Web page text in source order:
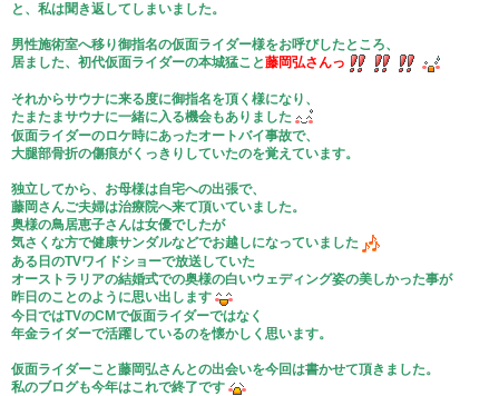
と、私は聞き返してしまいました。
男性施術室へ移り御指名の仮面ライダー様をお呼びしたところ、
居ました、初代仮面ライダーの本城猛こと藤岡弘さんっ
それからサウナに来る度に御指名を頂く様になり、
たまたまサウナに一緒に入る機会もありました
仮面ライダーのロケ時にあったオートバイ事故で、
大腿部骨折の傷痕がくっきりしていたのを覚えています。
独立してから、お母様は自宅への出張で、
藤岡さんご夫婦は治療院へ来て頂いていました。
奥様の鳥居恵子さんは女優でしたが
気さくな方で健康サンダルなどでお越しになっていました
ある日のTVワイドショーで放送していた
オーストラリアの結婚式での奥様の白いウェディング姿の美しかった事が
昨日のことのように思い出します
今日ではTVのCMで仮面ライダーではなく
年金ライダーで活躍しているのを懐かしく思います。
仮面ライダーこと藤岡弘さんとの出会いを今回は書かせて頂きました。
私のブログも今年はこれで終了です